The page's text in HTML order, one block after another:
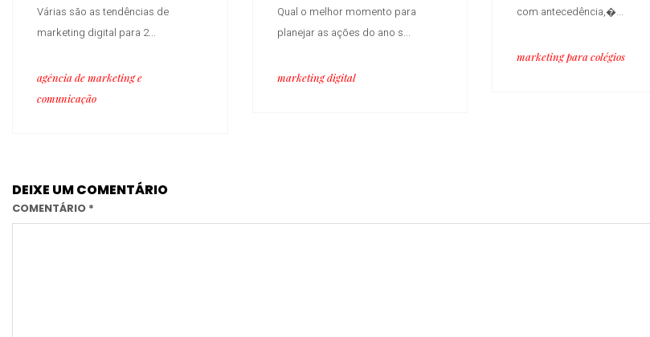
Várias são as tendências de
marketing digital para 2...
agência de marketing e
comunicação
Qual o melhor momento para
planejar as ações do ano s...
marketing digital
com antecedência,�...
marketing para colégios
DEIXE UM COMENTÁRIO
COMENTÁRIO *